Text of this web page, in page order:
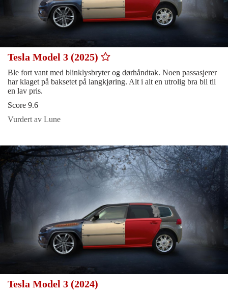
Tesla Model 3 (2025)
Ble fort vant med blinklysbryter og dørhåndtak. Noen passasjerer
har klaget på baksetet på langkjøring. Alt i alt en utrolig bra bil til
en lav pris.
Score 9.6
Vurdert av Lune
Tesla Model 3 (2024)